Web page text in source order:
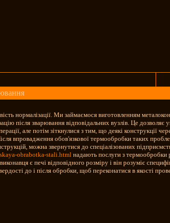
нормалізації. Ми займаємося виготовленням
після зварювання відповідальних вузлів. Це
але потім зіткнулися з тим, що деякі конструкції
впровадження обов'язкової термообробки таких
можна звернутися до спеціалізованих
obrabotka-stali.html надають послуги з термообробки
є печі відповідного розміру і він розуміє
до і після обробки, щоб переконатися в якості